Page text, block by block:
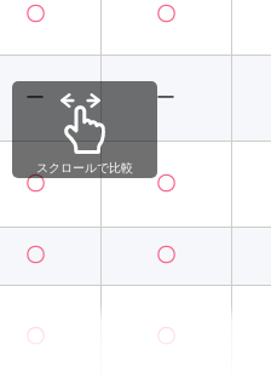
〇 〇
ー ー
〇 〇
〇 〇
〇 〇
スクロールで比較